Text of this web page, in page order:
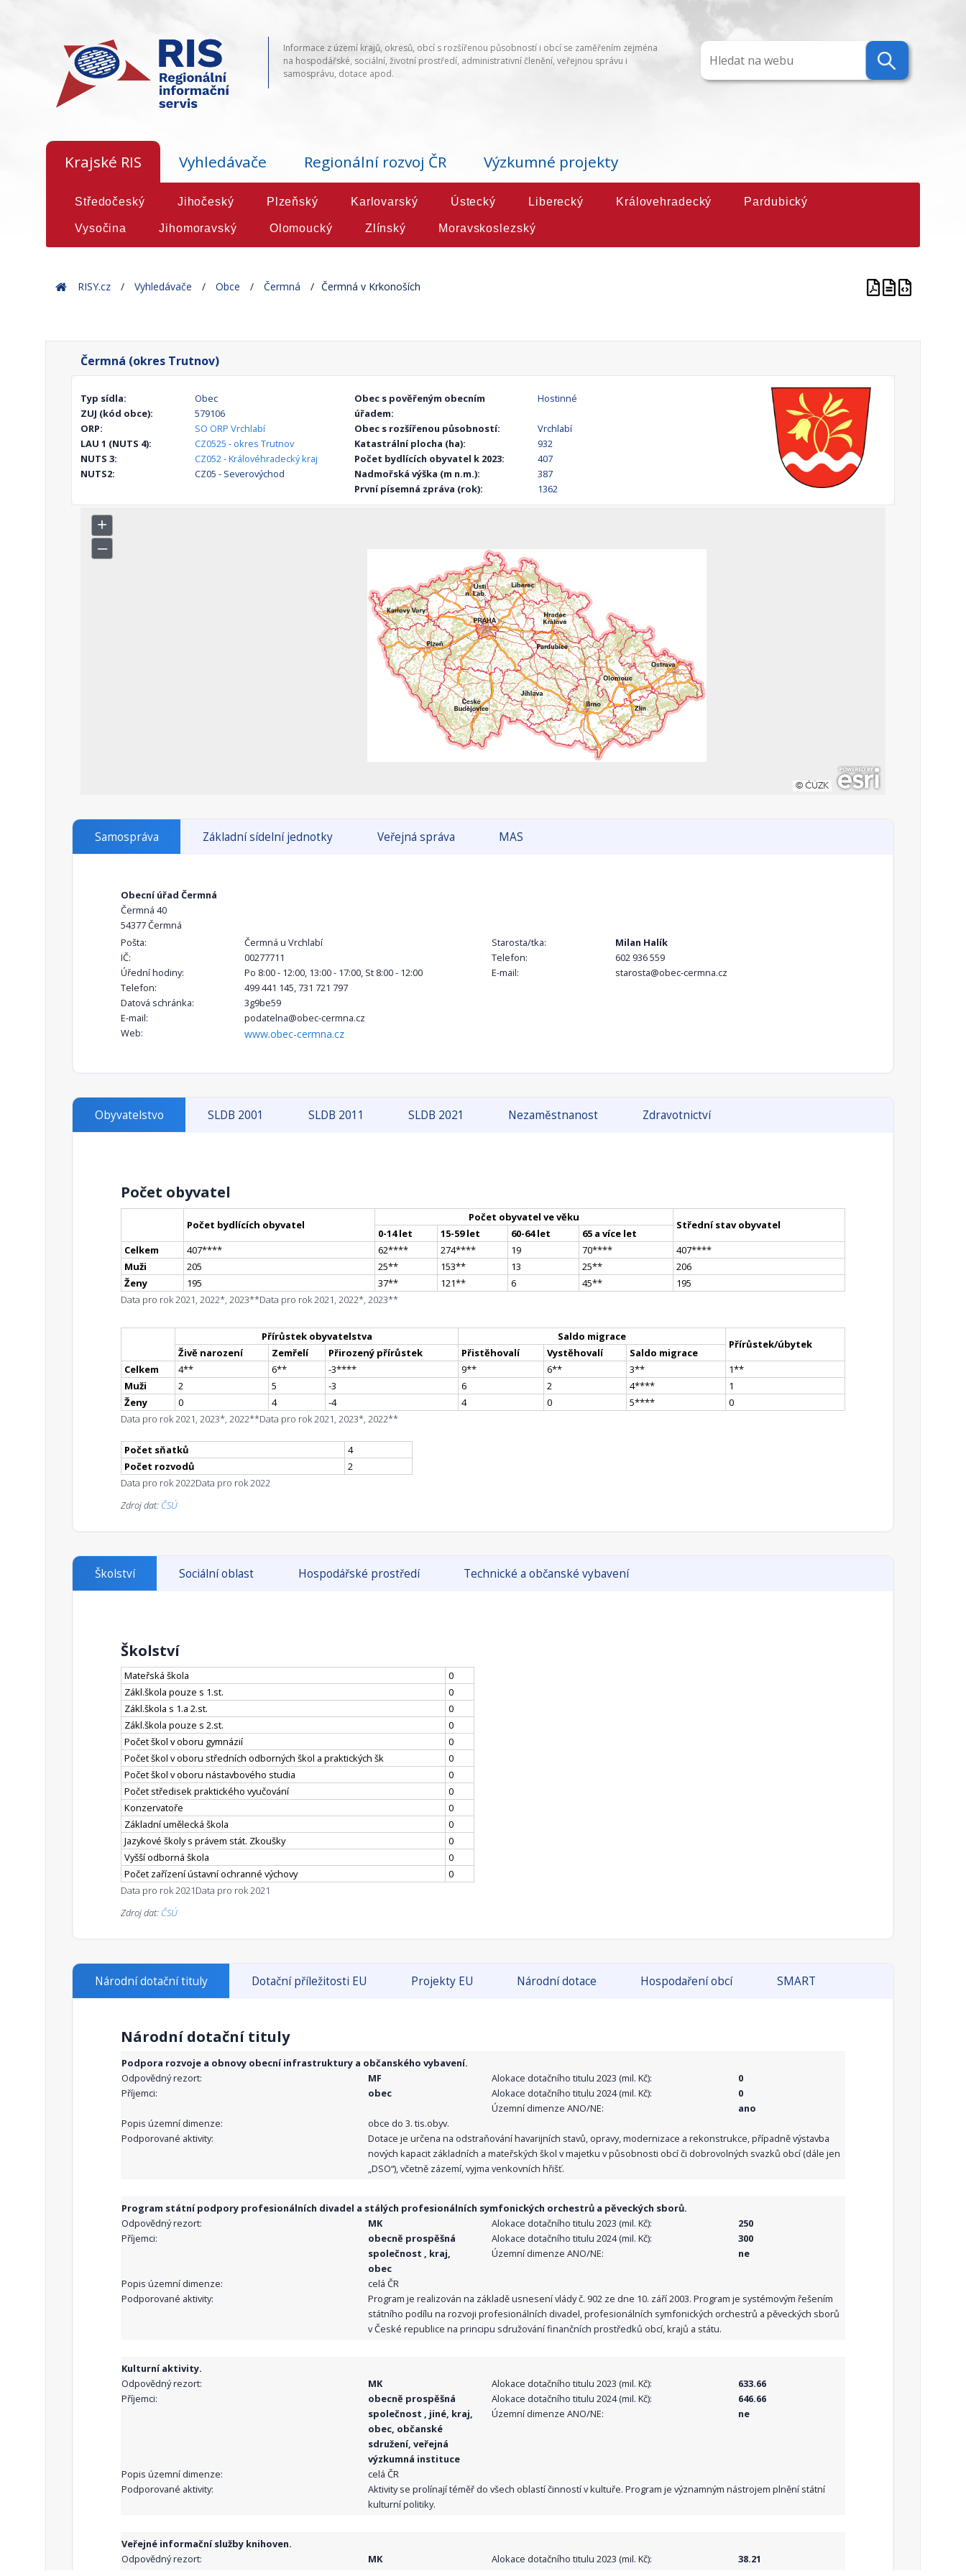
Informace z území krajů, okresů, obcí s rozšířenou působností i obcí se zaměřením zejména
na hospodářské, sociální, životní prostředí, administrativní členění, veřejnou správu i
samosprávu, dotace apod.
Krajské RIS Vyhledávače Regionální rozvoj ČR Výzkumné projekty
Středočeský Jihočeský Plzeňský Karlovarský Ústecký Liberecký Královehradecký Pardubický
Vysočina Jihomoravský Olomoucký Zlínský Moravskoslezský
HomeRISY.cz Vyhledávače Obce Čermná Čermná v Krkonoších
Čermná (okres Trutnov)
Typ sídla:
Obec
ZUJ (kód obce):
579106
ORP:
SO ORP Vrchlabí
LAU 1 (NUTS 4):
CZ0525 - okres Trutnov
NUTS 3:
CZ052 - Královéhradecký kraj
NUTS2:
CZ05 - Severovýchod
Obec s pověřeným obecním
úřadem:
Hostinné
Obec s rozšířenou působností:
Vrchlabí
Katastrální plocha (ha):
932
Počet bydlících obyvatel k 2023:
407
Nadmořská výška (m n.m.):
387
První písemná zpráva (rok):
1362
Samospráva Základní sídelní jednotky Veřejná správa MAS
Obecní úřad Čermná
Čermná 40
54377 Čermná
Pošta:
Čermná u Vrchlabí
IČ:
00277711
Úřední hodiny:
Po 8:00 - 12:00, 13:00 - 17:00, St 8:00 - 12:00
Telefon:
499 441 145, 731 721 797
Datová schránka:
3g9be59
E-mail:
podatelna@obec-cermna.cz
Web:
www.obec-cermna.cz
Starosta/tka:
Milan Halík
Telefon:
602 936 559
E-mail:
starosta@obec-cermna.cz
Obyvatelstvo SLDB 2001 SLDB 2011 SLDB 2021 Nezaměstnanost Zdravotnictví
Počet obyvatel
Počet bydlících obyvatel
Počet obyvatel ve věku
Střední stav obyvatel
0-14 let 15-59 let 60-64 let
65 a více let
Celkem
407**** 62**** 274**** 19 70**** 407****
Muži
205 25** 153** 13 25**
206
Ženy
195 37** 121** 6 45**
195
Data pro rok 2021, 2022*, 2023**Data pro rok 2021, 2022*, 2023**
Přírůstek obyvatelstva Saldo migrace
Přírůstek/úbytek
Živě narození Zemřelí Přirozený přírůstek Přistěhovalí Vystěhovalí
Saldo migrace
Celkem
4** 6** -3**** 9** 6** 3** 1**
Muži
2 5 -3 6 2 4****
1
Ženy
0 4 -4 4 0 5****
0
Data pro rok 2021, 2023*, 2022**Data pro rok 2021, 2023*, 2022**
Počet sňatků
4
Počet rozvodů
2
Data pro rok 2022Data pro rok 2022
Zdroj dat: ČSÚ
Školství Sociální oblast Hospodářské prostředí Technické a občanské vybavení
Školství
Mateřská škola
0
Zákl.škola pouze s 1.st.
0
Zákl.škola s 1.a 2.st.
0
Zákl.škola pouze s 2.st.
0
Počet škol v oboru gymnázií
0
Počet škol v oboru středních odborných škol a praktických šk
0
Počet škol v oboru nástavbového studia
0
Počet středisek praktického vyučování
0
Konzervatoře
0
Základní umělecká škola
0
Jazykové školy s právem stát. Zkoušky
0
Vyšší odborná škola
0
Počet zařízení ústavní ochranné výchovy
0
Data pro rok 2021Data pro rok 2021
Zdroj dat: ČSÚ
Národní dotační tituly Dotační příležitosti EU Projekty EU Národní dotace Hospodaření obcí SMART
Národní dotační tituly
Podpora rozvoje a obnovy obecní infrastruktury a občanského vybavení.
Odpovědný rezort:
MF
Příjemci:
obec
Alokace dotačního titulu 2023 (mil. Kč):
0
Alokace dotačního titulu 2024 (mil. Kč):
0
Územní dimenze ANO/NE:
ano
Popis územní dimenze:
obce do 3. tis.obyv.
Podporované aktivity:
Dotace je určena na odstraňování havarijních stavů, opravy, modernizace a rekonstrukce, případně výstavba
nových kapacit základních a mateřských škol v majetku v působnosti obcí či dobrovolných svazků obcí (dále jen
„DSO“), včetně zázemí, vyjma venkovních hřišť.
Program státní podpory profesionálních divadel a stálých profesionálních symfonických orchestrů a pěveckých sborů.
Odpovědný rezort:
MK
Příjemci:
obecně prospěšná
společnost , kraj,
obec
Alokace dotačního titulu 2023 (mil. Kč):
250
Alokace dotačního titulu 2024 (mil. Kč):
300
Územní dimenze ANO/NE:
ne
Popis územní dimenze:
celá ČR
Podporované aktivity:
Program je realizován na základě usnesení vlády č. 902 ze dne 10. září 2003. Program je systémovým řešením
státního podílu na rozvoji profesionálních divadel, profesionálních symfonických orchestrů a pěveckých sborů
v České republice na principu sdružování finančních prostředků obcí, krajů a státu.
Kulturní aktivity.
Odpovědný rezort:
MK
Příjemci:
obecně prospěšná
společnost , jiné, kraj,
obec, občanské
sdružení, veřejná
výzkumná instituce
Alokace dotačního titulu 2023 (mil. Kč):
633.66
Alokace dotačního titulu 2024 (mil. Kč):
646.66
Územní dimenze ANO/NE:
ne
Popis územní dimenze:
celá ČR
Podporované aktivity:
Aktivity se prolínají téměř do všech oblastí činností v kultuře. Program je významným nástrojem plnění státní
kulturní politiky.
Veřejné informační služby knihoven.
Odpovědný rezort:
MK
Alokace dotačního titulu 2023 (mil. Kč):
38.21